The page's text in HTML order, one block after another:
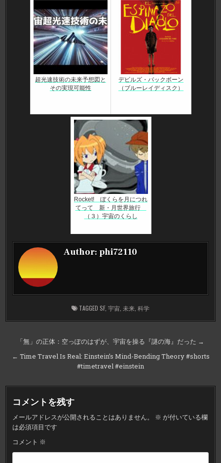
超光速技術の未来予想図と
その実現可能性
デビルズ・バックボーン
（ブルーレイディスク）
Rocket! ぼくらを月につれ
てって 新・月世界旅行
（３）宇宙のくらし
Author: phi72110
TAGGED SF, 宇宙 未来 科学
稿
ビ
ゲ
ー
シ
ョ
ン
「無」の正体：空っぽのはずが、宇宙を操る『謎の海』だった →
← Time Travel Is Real: Einstein’s Mind-Bending Theory #shorts
#timetravel #einstein
コメントを残す
メールアドレスが公開されることはありません。 ※ が付いている欄
は必須項目です
コメント ※